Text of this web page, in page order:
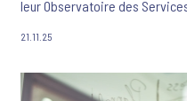
leur Observatoire des
France, au Royaume-Uni, en
tiraillée entre innovation
21.11.25